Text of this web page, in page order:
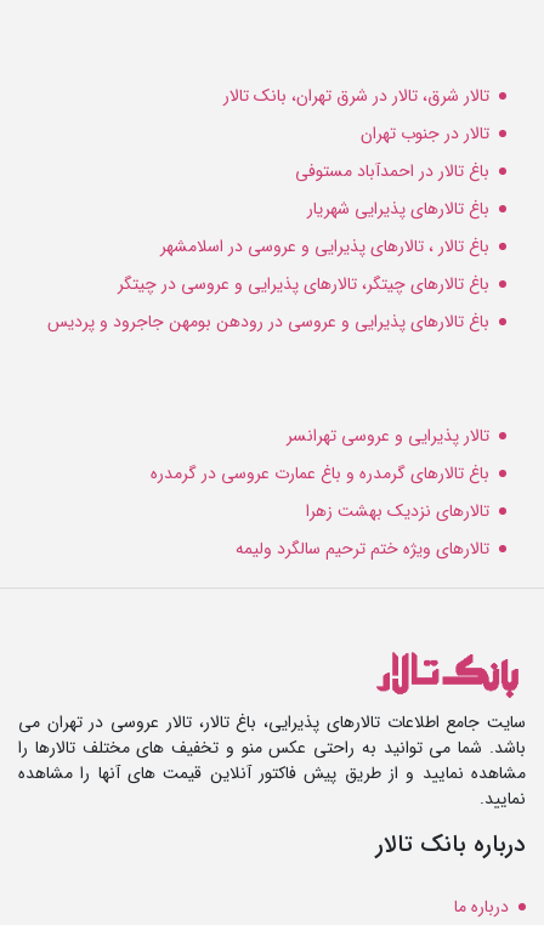
تالار شرق، تالار در شرق تهران، بانک تالار
تالار در جنوب تهران
باغ تالار در احمدآباد مستوفی
باغ تالارهای پذیرایی شهریار
باغ تالار ، تالارهای پذیرایی و عروسی در اسلامشهر
باغ تالارهای چیتگر، تالارهای پذیرایی و عروسی در چیتگر
باغ تالارهای پذیرایی و عروسی در رودهن بومهن جاجرود و پردیس
تالار پذیرایی و عروسی تهرانسر
باغ تالارهای گرمدره و باغ عمارت عروسی در گرمدره
تالارهای نزدیک بهشت زهرا
تالارهای ویژه ختم ترحیم سالگرد ولیمه
سایت جامع اطلاعات تالارهای پذیرایی، باغ تالار، تالار عروسی در تهران می
باشد. شما می توانید به راحتی عکس منو و تخفیف های مختلف تالارها را
مشاهده نمایید و از طریق پیش فاکتور آنلاین قیمت های آنها را مشاهده
نمایید.
درباره بانک تالار
درباره ما